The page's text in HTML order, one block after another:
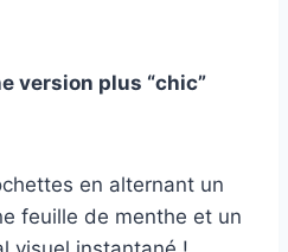
version plus “chic”
en alternant un
feuille de menthe et un